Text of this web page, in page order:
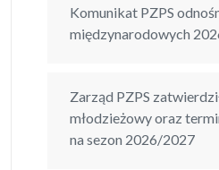
Komunikat PZPS
międzynarodowych
Zarząd PZPS
młodzieżowy oraz
na sezon 2026/2027